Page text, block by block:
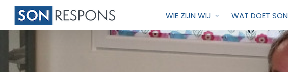
Skip
main
content
WIE ZIJN WIJ WAT DOET